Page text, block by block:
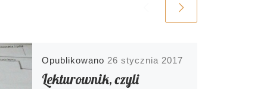
Opublikowano26 stycznia 2017
Lekturownik, czyli